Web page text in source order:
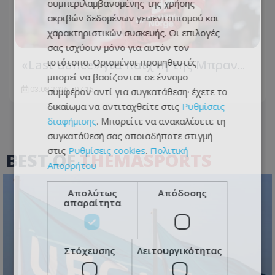
«Last dance» για παίχτη της Μπραν...
03.08.2026 - 07:15
BEST OFTHEMASPORTS
συμπεριλαμβανομένης της χρήσης
ακριβών δεδομένων γεωεντοπισμού και
χαρακτηριστικών συσκευής. Οι επιλογές
σας ισχύουν μόνο για αυτόν τον
ιστότοπο. Ορισμένοι προμηθευτές
μπορεί να βασίζονται σε έννομο
συμφέρον αντί για συγκατάθεση· έχετε το
δικαίωμα να αντιταχθείτε στις Ρυθμίσεις
διαφήμισης. Μπορείτε να ανακαλέσετε τη
συγκατάθεσή σας οποιαδήποτε στιγμή
στις Ρυθμίσεις cookies. Πολιτική
Απορρήτου
Απολύτως
απαραίτητα
Απόδοσης
Στόχευσης Λειτουργικότητας